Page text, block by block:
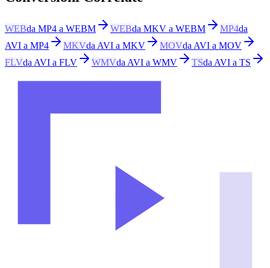
WEBda MP4 a WEBM WEBda MKV a WEBM MP4da
AVI a MP4
MKVda AVI a MKV MOVda AVI a MOV
FLVda AVI a FLV WMVda AVI a WMV TSda AVI a TS